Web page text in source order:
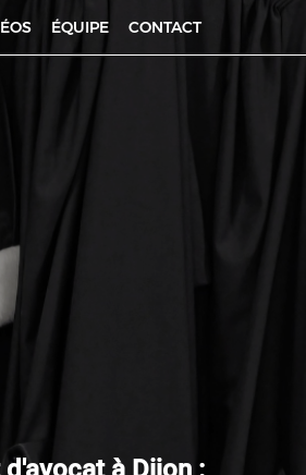
ÉQUIPE CONTACT